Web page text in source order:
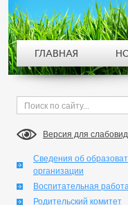
Версия для
Сведения об
организации
Воспитательная
Родительский комитет
ГЛАВНАЯ